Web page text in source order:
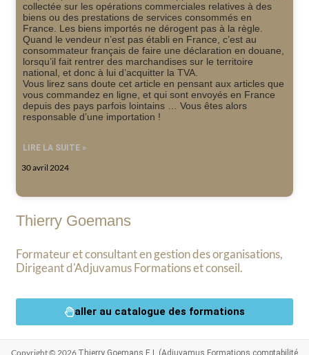
collectée sur les opérations commerciales relatives à des
biens ou des prestations de services consommés en
France. Les biens importés ne dérogent pas à la règle.
Quand le vendeur n’est pas établi en France, c’est au
consommateur français de faire une déclaration en douane,
lorsqu’il fait rentrer des marchandises sur le territoire
national, et donc à lui d’acquitter la TVA.
Vous lirez sans doute cet article en pensant aux articles que
vous commandez en ligne, et qui sont envoyés en France
depuis des pays parfois lointains … Vous êtes alors
responsable d’une importation !
LIRE LA SUITE »
30 avril 2024
Thierry Goemans
Formateur et consultant en gestion des organisations,
Dirigeant d'Adjuvamus Formations et conseil.
aller au catalogue des formations
Copyright © 2026 Thierry Goemans E.I. (Adjuvamus Formations comptabilité